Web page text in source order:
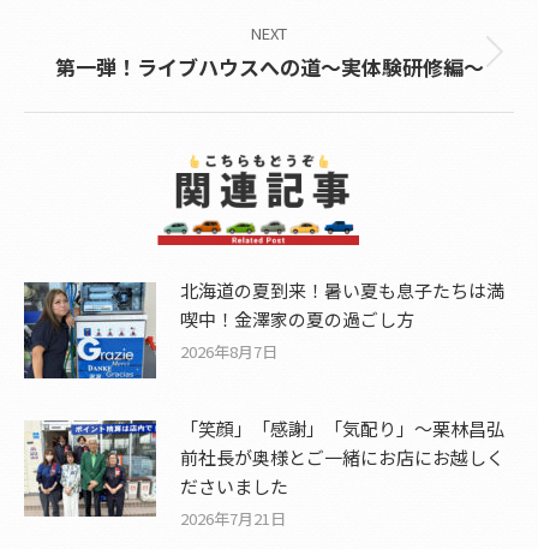
NEXT
Next
第一弾！ライブハウスへの道～実体験研修編～
北海道の夏到来！暑い夏も息子たちは満
喫中！金澤家の夏の過ごし方
2026年8月7日
「笑顔」「感謝」「気配り」～栗林昌弘
前社長が奥様とご一緒にお店にお越しく
ださいました
2026年7月21日